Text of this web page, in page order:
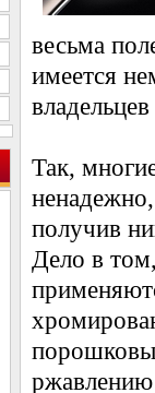
весьма
имеется
Так,
получив
Дело в
ржавлению